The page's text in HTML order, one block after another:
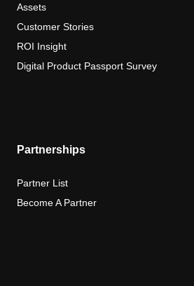
Assets
Customer Stories
ROI Insight
Digital Product Passport Survey
Partnerships
Partner List
Become A Partner